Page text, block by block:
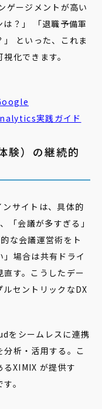
ゲージメントが高い
？」 「退職予備軍
といった、これま
化できます。
実践ガイド
験）の継続的
サイトは、具体的
「会議が多すぎる」
な会議運営術をト
場合は共有ドライ
す。こうしたデー
セントリックなDX
シームレスに連携
析・活用する。こ
XIMIX が提供す
。